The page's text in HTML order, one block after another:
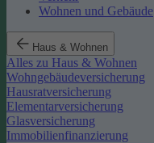
Wohnen und Gebäude
Haus & Wohnen
Alles zu Haus & Wohnen
Wohngebäudeversicherung
Hausratversicherung
Elementarversicherung
Glasversicherung
Immobilienfinanzierung